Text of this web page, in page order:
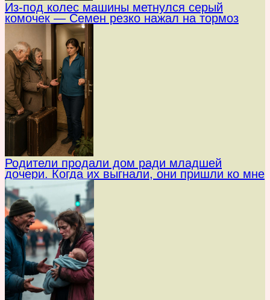
Из-под колес машины метнулся серый
комочек — Семен резко нажал на тормоз
Родители продали дом ради младшей
дочери. Когда их выгнали, они пришли ко мне